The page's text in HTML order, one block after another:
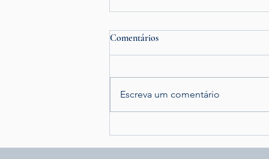
Comentários
Escreva um comentário